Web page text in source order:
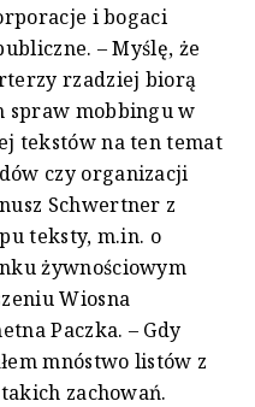
i bogaci
– Myślę, że
rzadziej biorą
spraw mobbingu w
tekstów na ten temat
czy organizacji
Schwertner z
teksty, m.in. o
żywnościowym
Wiosna
Paczka. – Gdy
mnóstwo listów z
zachowań.